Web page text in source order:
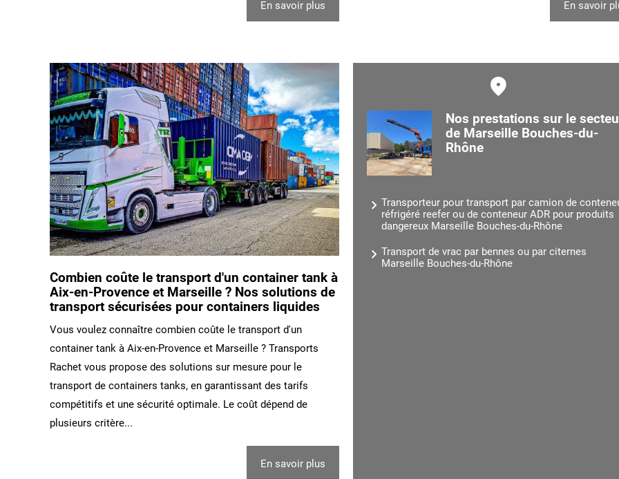
En savoir plus En savoir
Combien coûte le transport d'un container tank à
Aix-en-Provence et Marseille ? Nos solutions de
transport sécurisées pour containers liquides
Vous voulez connaître combien coûte le transport d'un
container tank à Aix-en-Provence et Marseille ? Transports
Rachet vous propose des solutions sur mesure pour le
transport de containers tanks, en garantissant des tarifs
compétitifs et une sécurité optimale. Le coût dépend de
plusieurs critère...
En savoir plus
Nos prestations sur le
de Marseille Bouches-du-
Rhône
Transporteur pour transport par camion de
réfrigéré reefer ou de conteneur ADR pour produits
dangereux Marseille Bouches-du-Rhône
Transport de vrac par bennes ou par citernes
Marseille Bouches-du-Rhône